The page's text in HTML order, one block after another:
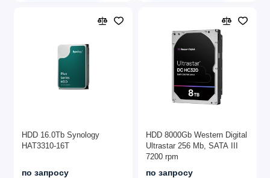
HDD 16.0Tb Synology
HAT3310-16T
по запросу
HDD 8000Gb Western Digital
Ultrastar 256 Mb, SATA III
7200 rpm
по запросу